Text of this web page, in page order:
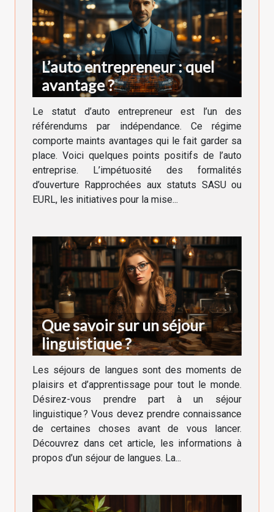
L’auto entrepreneur : quel
avantage ?
Le statut d’auto entrepreneur est l’un des
référendums par indépendance. Ce régime
comporte maints avantages qui le fait garder sa
place. Voici quelques points positifs de l’auto
entreprise. L’impétuosité des formalités
d’ouverture Rapprochées aux statuts SASU ou
EURL, les initiatives pour la mise...
Que savoir sur un séjour
linguistique ?
Les séjours de langues sont des moments de
plaisirs et d’apprentissage pour tout le monde.
Désirez-vous prendre part à un séjour
linguistique ? Vous devez prendre connaissance
de certaines choses avant de vous lancer.
Découvrez dans cet article, les informations à
propos d’un séjour de langues. La...